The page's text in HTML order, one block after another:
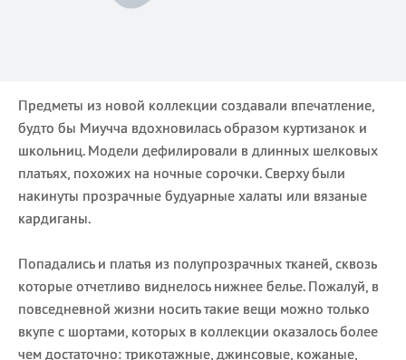
Предметы из новой коллекции создавали впечатление,
будто бы Миучча вдохновилась образом куртизанок и
школьниц. Модели дефилировали в длинных шелковых
платьях, похожих на ночные сорочки. Сверху были
накинуты прозрачные будуарные халаты или вязаные
кардиганы.
Попадались и платья из полупрозрачных тканей, сквозь
которые отчетливо виднелось нижнее белье. Пожалуй, в
повседневной жизни носить такие вещи можно только
вкупе с шортами, которых в коллекции оказалось более
чем достаточно: трикотажные, джинсовые, кожаные,